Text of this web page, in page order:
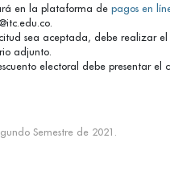
en la plataforma de pagos en
sea aceptada, debe realizar
adjunto.
electoral debe presentar
Semestre de 2021.